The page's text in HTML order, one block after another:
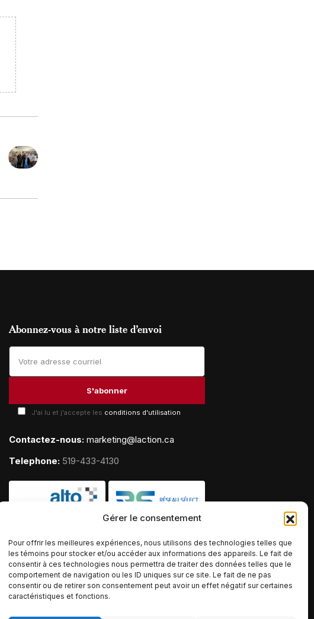
Gérer le consentement
Pour offrir les meilleures expériences, nous utilisons des technologies telles que
les témoins pour stocker et/ou accéder aux informations des appareils. Le fait de
consentir à ces technologies nous permettra de traiter des données telles que le
comportement de navigation ou les ID uniques sur ce site. Le fait de ne pas
consentir ou de retirer son consentement peut avoir un effet négatif sur certaines
caractéristiques et fonctions.
Abonnez-vous à notre liste d’envoi
J'ai lu et j'accepte les conditions d'utilisation
Contactez-nous: marketing@laction.ca
Telephone: 519-433-4130